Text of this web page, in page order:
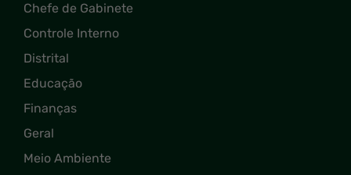
Chefe de Gabinete
Controle Interno
Distrital
Educação
Finanças
Geral
Meio Ambiente